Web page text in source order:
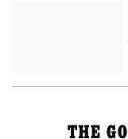
THE